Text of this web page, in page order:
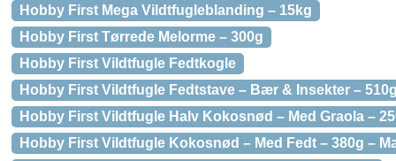
Hobby First Mega Vildtfugleblanding – 15kg
Hobby First Tørrede Melorme – 300g
Hobby First Vildtfugle Fedtkogle
Hobby First Vildtfugle Fedtstave – Bær & Insekter –
Hobby First Vildtfugle Halv Kokosnød – Med Graola –
Hobby First Vildtfugle Kokosnød – Med Fedt – 380g –